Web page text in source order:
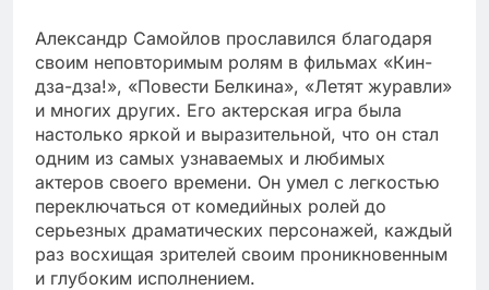
Александр Самойлов прославился благодаря
своим неповторимым ролям в фильмах «Кин-
дза-дза!», «Повести Белкина», «Летят журавли»
и многих других. Его актерская игра была
настолько яркой и выразительной, что он стал
одним из самых узнаваемых и любимых
актеров своего времени. Он умел с легкостью
переключаться от комедийных ролей до
серьезных драматических персонажей, каждый
раз восхищая зрителей своим проникновенным
и глубоким исполнением.